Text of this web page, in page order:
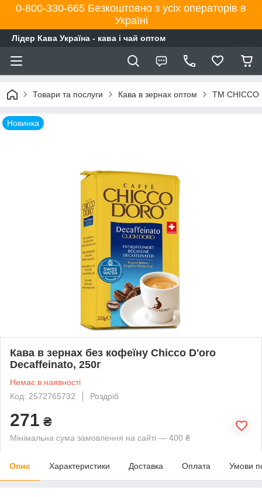
0-800-330-665 Безкоштовно з усіх операторів в
Україні
Лідер Кава Україна - кава і чай оптом
Товари та послуги Кава в зернах оптом TM CHICCO
Новинка
Кава в зернах без кофеїну Chicco D'oro
Decaffeinato, 250г
Немає в наявності
Код: 2572765732
Роздріб
271 ₴
Мінімальна сума замовлення на сайті — 400 ₴
Опис Характеристики Доставка Оплата Умови